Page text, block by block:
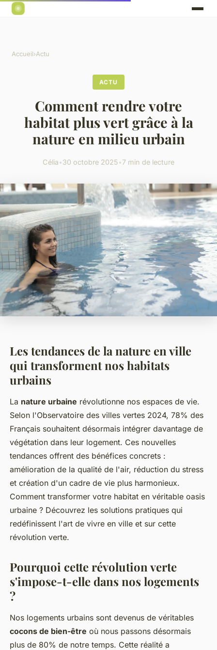
Accueil›Actu
ACTU
Comment rendre votre
habitat plus vert grâce à la
nature en milieu urbain
Célia•30 octobre 2025•7 min de lecture
Les tendances de la nature en ville
qui transforment nos habitats
urbains
La nature urbaine révolutionne nos espaces de vie.
Selon l'Observatoire des villes vertes 2024, 78% des
Français souhaitent désormais intégrer davantage de
végétation dans leur logement. Ces nouvelles
tendances offrent des bénéfices concrets :
amélioration de la qualité de l'air, réduction du stress
et création d'un cadre de vie plus harmonieux.
Comment transformer votre habitat en véritable oasis
urbaine ? Découvrez les solutions pratiques qui
redéfinissent l'art de vivre en ville et sur cette
révolution verte.
Pourquoi cette révolution verte
s'impose-t-elle dans nos logements
?
Nos logements urbains sont devenus de véritables
cocons de bien-être où nous passons désormais
plus de 80% de notre temps. Cette réalité a